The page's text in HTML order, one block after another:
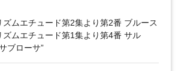
ズムエチュード第2集より第2番 ブルース
ズムエチュード第1集より第4番 サル
ブローサ”